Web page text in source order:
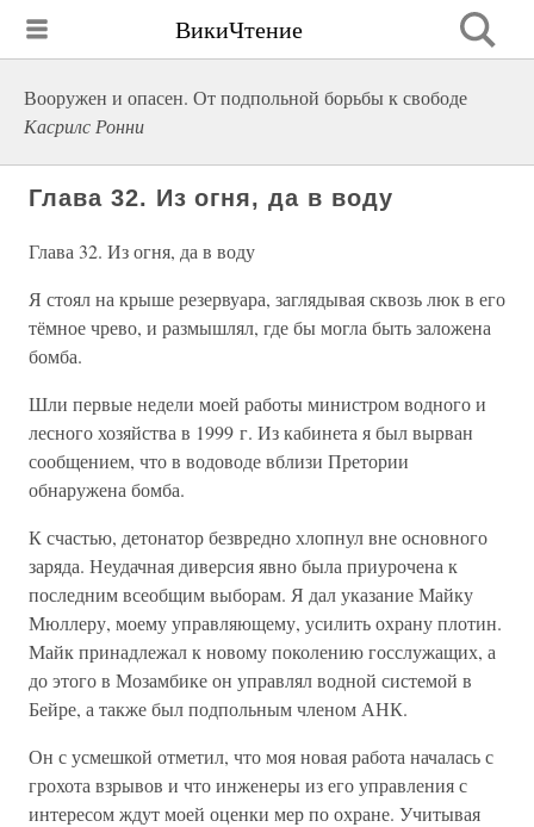
ВикиЧтение
Вооружен и опасен. От подпольной борьбы к свободе
Касрилс Ронни
Глава 32. Из огня, да в воду
Глава 32. Из огня, да в воду
Я стоял на крыше резервуара, заглядывая сквозь люк в его
тёмное чрево, и размышлял, где бы могла быть заложена
бомба.
Шли первые недели моей работы министром водного и
лесного хозяйства в 1999 г. Из кабинета я был вырван
сообщением, что в водоводе вблизи Претории
обнаружена бомба.
К счастью, детонатор безвредно хлопнул вне основного
заряда. Неудачная диверсия явно была приурочена к
последним всеобщим выборам. Я дал указание Майку
Мюллеру, моему управляющему, усилить охрану плотин.
Майк принадлежал к новому поколению госслужащих, а
до этого в Мозамбике он управлял водной системой в
Бейре, а также был подпольным членом АНК.
Он с усмешкой отметил, что моя новая работа началась с
грохота взрывов и что инженеры из его управления с
интересом ждут моей оценки мер по охране. Учитывая